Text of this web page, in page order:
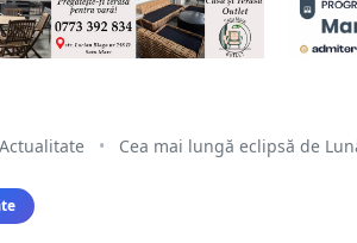
Actualitate • Cea mai lungă eclipsă de